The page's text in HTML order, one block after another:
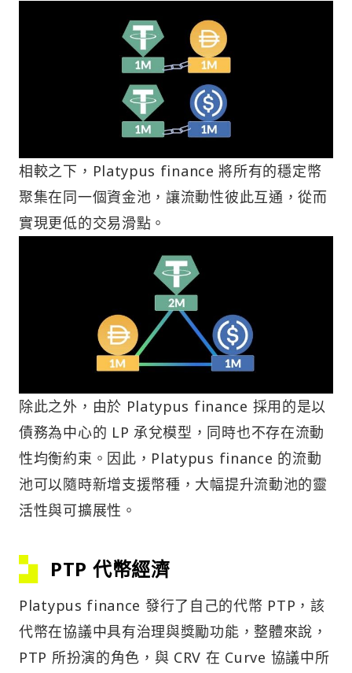
相較之下，Platypus finance 將所有的穩定幣
聚集在同一個資金池，讓流動性彼此互通，從而
實現更低的交易滑點。
除此之外，由於 Platypus finance 採用的是以
債務為中心的 LP 承兌模型，同時也不存在流動
性均衡約束。因此，Platypus finance 的流動
池可以隨時新增支援幣種，大幅提升流動池的靈
活性與可擴展性。
PTP 代幣經濟
Platypus finance 發行了自己的代幣 PTP，該
代幣在協議中具有治理與獎勵功能，整體來說，
PTP 所扮演的角色，與 CRV 在 Curve 協議中所